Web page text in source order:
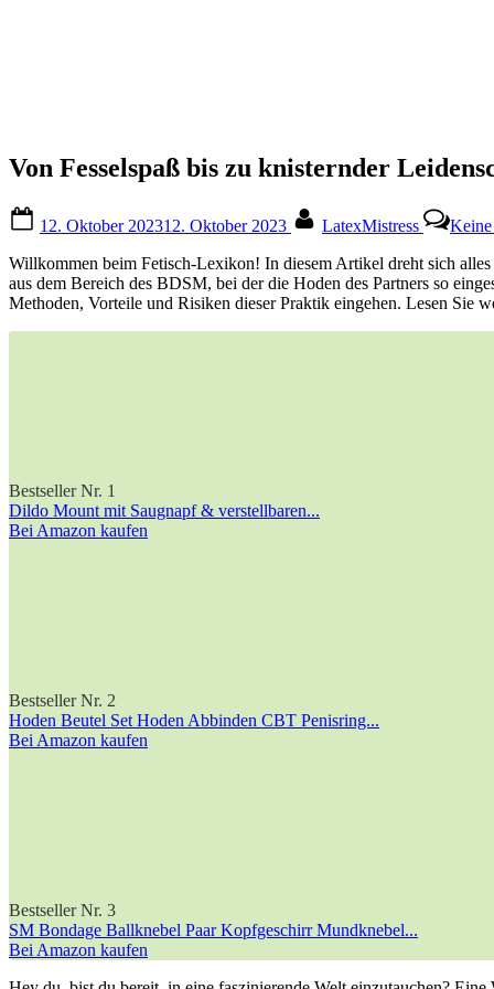
Von Fesselspaß bis zu knisternder
on
12. Oktober 202312. Oktober 2023 LatexMistress
Willkommen beim Fetisch-Lexikon! In diesem Artikel dreht sich
aus dem Bereich des BDSM, bei der die Hoden des Partners so
Methoden, Vorteile und Risiken dieser Praktik eingehen. Lesen Sie
Bestseller Nr. 1
Dildo Mount mit Saugnapf & verstellbaren...
Bei Amazon kaufen
Bestseller Nr. 2
Hoden Beutel Set Hoden Abbinden CBT Penisring...
Bei Amazon kaufen
Bestseller Nr. 3
SM Bondage Ballknebel Paar Kopfgeschirr Mundknebel...
Bei Amazon kaufen